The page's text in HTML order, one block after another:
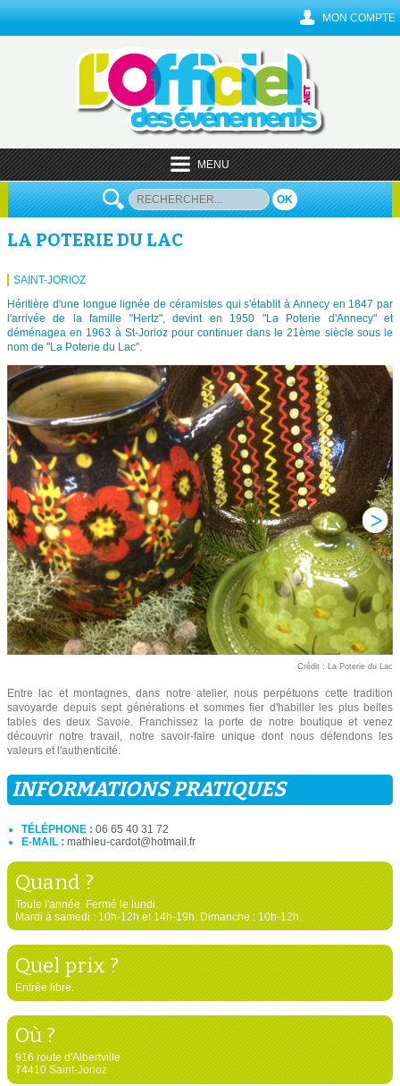
MON COMPTE
MENU
OK
LA POTERIE DU LAC
SAINT-JORIOZ
Héritière d'une longue lignée de céramistes qui s'établit à Annecy en 1847 par
l'arrivée de la famille "Hertz", devint en 1950 "La Poterie d'Annecy" et
déménagea en 1963 à St-Jorioz pour continuer dans le 21ème siècle sous le
nom de "La Poterie du Lac".
Crédit : La Poterie du Lac
Entre lac et montagnes, dans notre atelier, nous perpétuons cette tradition
savoyarde depuis sept générations et sommes fier d'habiller les plus belles
tables des deux Savoie. Franchissez la porte de notre boutique et venez
découvrir notre travail, notre savoir-faire unique dont nous défendons les
valeurs et l'authenticité.
INFORMATIONS PRATIQUES
TÉLÉPHONE : 06 65 40 31 72
E-MAIL : mathieu-cardot@hotmail.fr
Quand ?
Toute l'année. Fermé le lundi.
Mardi à samedi : 10h-12h et 14h-19h. Dimanche : 10h-12h.
Quel prix ?
Entrée libre.
Où ?
916 route d'Albertville
74410 Saint-Jorioz